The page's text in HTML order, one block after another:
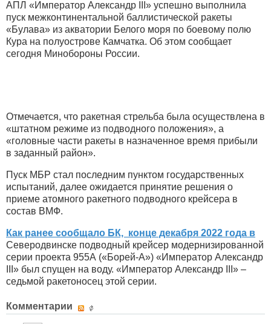
АПЛ «Император Александр III» успешно выполнила
пуск межконтинентальной баллистической ракеты
«Булава» из акватории Белого моря по боевому полю
Кура на полуострове Камчатка. Об этом сообщает
сегодня Минобороны России.
Отмечается, что ракетная стрельба была осуществлена в
«штатном режиме из подводного положения», а
«головные части ракеты в назначенное время прибыли
в заданный район».
Пуск МБР стал последним пунктом государственных
испытаний, далее ожидается принятие решения о
приеме атомного ракетного подводного крейсера в
состав ВМФ.
Как ранее сообщало БК, конце декабря 2022 года в
Северодвинске подводный крейсер модернизированной
серии проекта 955А («Борей-А») «Император Александр
III» был спущен на воду. «Император Александр III» –
седьмой ракетоносец этой серии.
Комментарии